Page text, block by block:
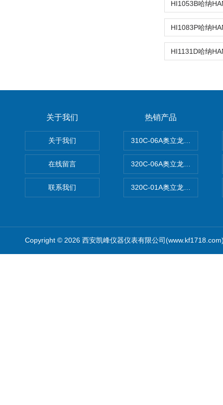
关于我们
关于我们
在线留言
联系我们
热销产品
310C-06A奥立龙实验室台式
320C-06A奥立龙实验室便携
320C-01A奥立龙实验室便携
Copyright © 2026 西安凯峰仪器仪表有限公司